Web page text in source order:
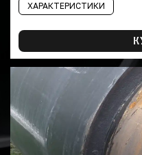
ХАРАКТЕРИСТИКИ